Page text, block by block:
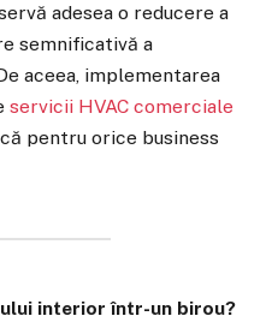
adesea o reducere a
semnificativă a
aceea, implementarea
servicii HVAC comerciale
pentru orice business
interior într-un birou?